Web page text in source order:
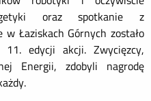
oraz spotkanie z
Łaziskach Górnych zostało
11. edycji akcji. Zwycięzcy,
Energii, zdobyli nagrodę